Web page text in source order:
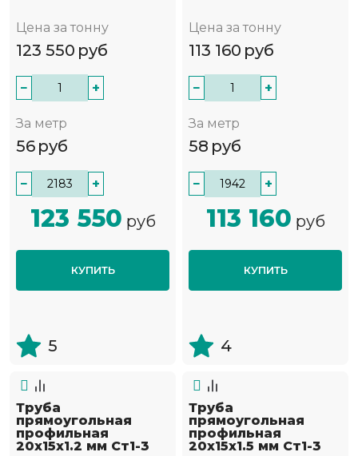
Цена за тонну
123 550 руб
− +
За метр
56 руб
− +
123 550 руб
КУПИТЬ
5
Цена за тонну
113 160 руб
− +
За метр
58 руб
− +
113 160 руб
КУПИТЬ
4
Труба
прямоугольная
профильная
20х15х1.2 мм Ст1-3
Труба
прямоугольная
профильная
20х15х1.5 мм Ст1-3